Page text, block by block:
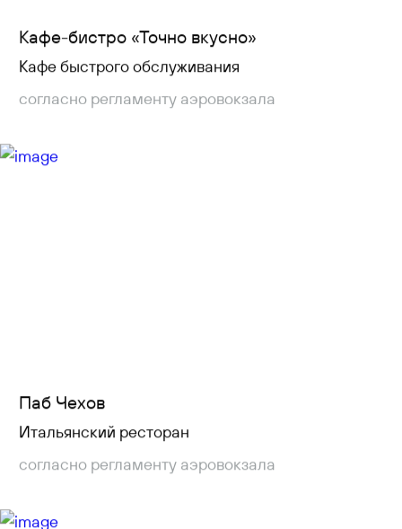
Кафе-бистро «Точно вкусно»
Кафе быстрого обслуживания
согласно регламенту аэровокзала
Паб Чехов
Итальянский ресторан
согласно регламенту аэровокзала